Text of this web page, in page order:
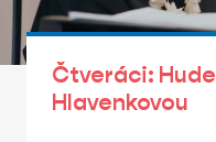
Čtveráci:
Hlavenkovou